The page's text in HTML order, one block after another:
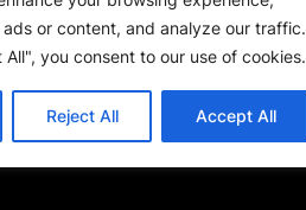
or content, and analyze our traffic.
you consent to our use of cookies.
Reject All Accept All